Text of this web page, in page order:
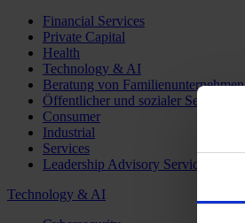
Financial Services
Private Capital
Health
Technology & AI
Beratung von Familienunternehmen
Öffentlicher und sozialer Sektor
Consumer
Industrial
Services
Leadership Advisory Services
Technology & AI